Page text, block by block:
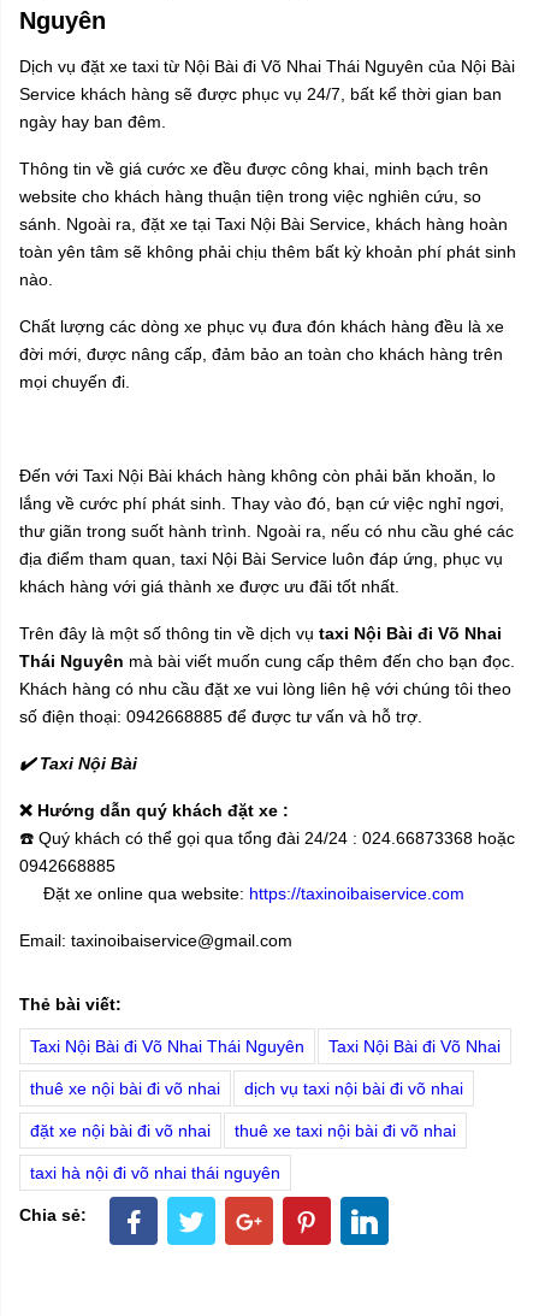
Nguyên
Dịch vụ đặt xe taxi từ Nội Bài đi Võ Nhai Thái Nguyên của Nội Bài
Service khách hàng sẽ được phục vụ 24/7, bất kể thời gian ban
ngày hay ban đêm.
Thông tin về giá cước xe đều được công khai, minh bạch trên
website cho khách hàng thuận tiện trong việc nghiên cứu, so
sánh. Ngoài ra, đặt xe tại Taxi Nội Bài Service, khách hàng hoàn
toàn yên tâm sẽ không phải chịu thêm bất kỳ khoản phí phát sinh
nào.
Chất lượng các dòng xe phục vụ đưa đón khách hàng đều là xe
đời mới, được nâng cấp, đảm bảo an toàn cho khách hàng trên
mọi chuyến đi.
Đến với Taxi Nội Bài khách hàng không còn phải băn khoăn, lo
lắng về cước phí phát sinh. Thay vào đó, bạn cứ việc nghỉ ngơi,
thư giãn trong suốt hành trình. Ngoài ra, nếu có nhu cầu ghé các
địa điểm tham quan, taxi Nội Bài Service luôn đáp ứng, phục vụ
khách hàng với giá thành xe được ưu đãi tốt nhất.
Trên đây là một số thông tin về dịch vụ taxi Nội Bài đi Võ Nhai
Thái Nguyên mà bài viết muốn cung cấp thêm đến cho bạn đọc.
Khách hàng có nhu cầu đặt xe vui lòng liên hệ với chúng tôi theo
số điện thoại: 0942668885 để được tư vấn và hỗ trợ.
✔️ Taxi Nội Bài
❌ Hướng dẫn quý khách đặt xe :
☎️ Quý khách có thể gọi qua tổng đài 24/24 : 024.66873368 hoặc
0942668885
Đặt xe online qua website: https://taxinoibaiservice.com
Email: taxinoibaiservice@gmail.com
Thẻ bài viết:
Taxi Nội Bài đi Võ Nhai Thái Nguyên Taxi Nội Bài đi Võ Nhai
thuê xe nội bài đi võ nhai dịch vụ taxi nội bài đi võ nhai
đặt xe nội bài đi võ nhai thuê xe taxi nội bài đi võ nhai
taxi hà nội đi võ nhai thái nguyên
Chia sẻ: